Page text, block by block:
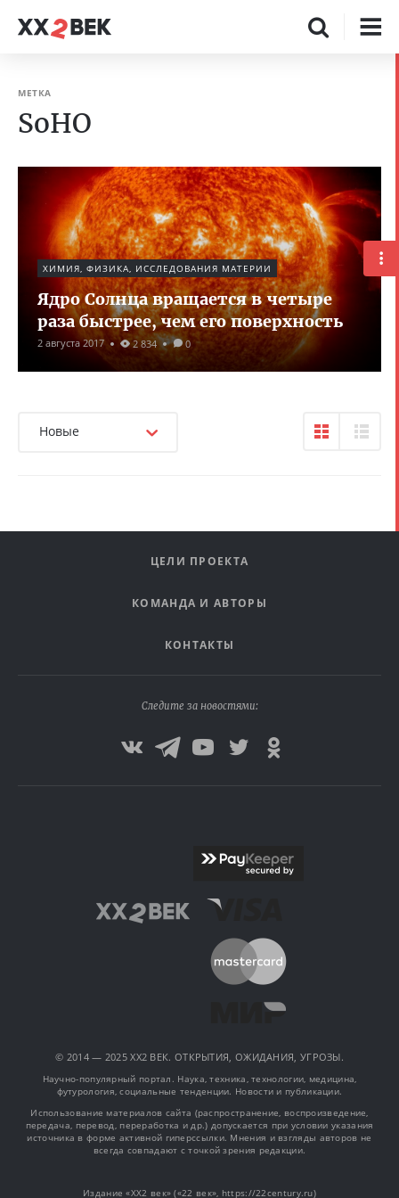
МЕТКА
SoHO
ХИМИЯ, ФИЗИКА, ИССЛЕДОВАНИЯ МАТЕРИИ
Ядро Солнца вращается в четыре
раза быстрее, чем его поверхность
2 августа 2017 2 834 0
Новые
ЦЕЛИ ПРОЕКТА
КОМАНДА И АВТОРЫ
КОНТАКТЫ
Следите за новостями:
© 2014 — 2025 XX2 ВЕК. ОТКРЫТИЯ, ОЖИДАНИЯ, УГРОЗЫ.
Научно-популярный портал. Наука, техника, технологии, медицина,
футурология, социальные тенденции. Новости и публикации.
Использование материалов сайта (распространение, воспроизведение,
передача, перевод, переработка и др.) допускается при условии указания
источника в форме активной гиперссылки. Мнения и взгляды авторов не
всегда совпадают с точкой зрения редакции.
Издание «XX2 век» («22 век», https://22century.ru)